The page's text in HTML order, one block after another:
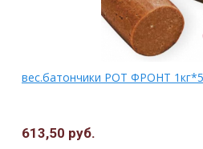
вес.батончики РОТ ФРОНТ
613,50 руб.